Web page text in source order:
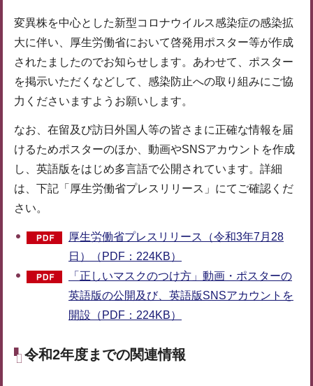
変異株を中心とした新型コロナウイルス感染症の感染拡
大に伴い、厚生労働省において啓発用ポスター等が作成
されたましたのでお知らせします。あわせて、ポスター
を掲示いただくなどして、感染防止への取り組みにご協
力くださいますようお願いします。
なお、在留及び訪日外国人等の皆さまに正確な情報を届
けるためポスターのほか、動画やSNSアカウントを作成
し、英語版をはじめ多言語で公開されています。詳細
は、下記「厚生労働省プレスリリース」にてご確認くだ
さい。
厚生労働省プレスリリース（令和3年7月28
日）（PDF：224KB）
「正しいマスクのつけ方」動画・ポスターの
英語版の公開及び、英語版SNSアカウントを
開設（PDF：224KB）
令和2年度までの関連情報